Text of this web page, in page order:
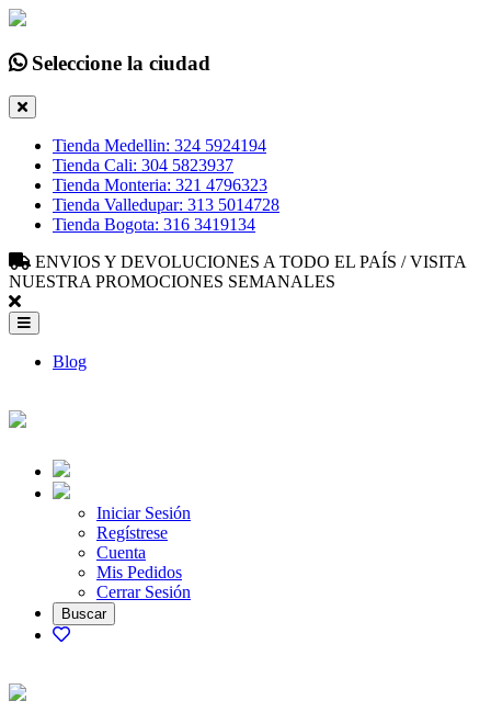
Seleccione la ciudad
Tienda Medellin: 324 5924194
Tienda Cali: 304 5823937
Tienda Monteria: 321 4796323
Tienda Valledupar: 313 5014728
Tienda Bogota: 316 3419134
ENVIOS Y DEVOLUCIONES A TODO EL PAÍS / VISITA
NUESTRA PROMOCIONES SEMANALES
Blog
Iniciar Sesión
Regístrese
Cuenta
Mis Pedidos
Cerrar Sesión